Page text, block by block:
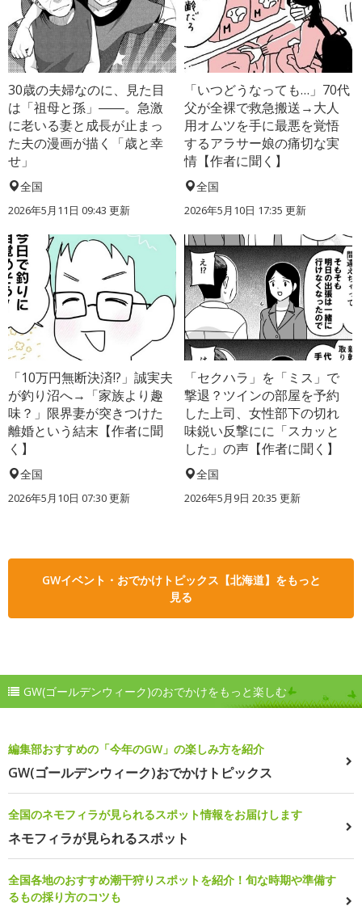
30歳の夫婦なのに、見た目
は「祖母と孫」――。急激
に老いる妻と成長が止まっ
た夫の漫画が描く「歳と幸
せ」
全国
2026年5月11日 09:43 更新
「いつどうなっても…」70代
父が全裸で救急搬送→大人
用オムツを手に最悪を覚悟
するアラサー娘の痛切な実
情【作者に聞く】
全国
2026年5月10日 17:35 更新
「10万円無断決済!?」誠実夫
が釣り沼へ→「家族より趣
味？」限界妻が突きつけた
離婚という結末【作者に聞
く】
全国
2026年5月10日 07:30 更新
「セクハラ」を「ミス」で
撃退？ツインの部屋を予約
した上司、女性部下の切れ
味鋭い反撃にに「スカッと
した」の声【作者に聞く】
全国
2026年5月9日 20:35 更新
GWイベント・おでかけトピックス【北海道】をもっと
見る
GW(ゴールデンウィーク)のおでかけをもっと楽しむ
編集部おすすめの「今年のGW」の楽しみ方を紹介
GW(ゴールデンウィーク)おでかけトピックス
全国のネモフィラが見られるスポット情報をお届けします
ネモフィラが見られるスポット
全国各地のおすすめ潮干狩りスポットを紹介！旬な時期や準備す
るもの採り方のコツも